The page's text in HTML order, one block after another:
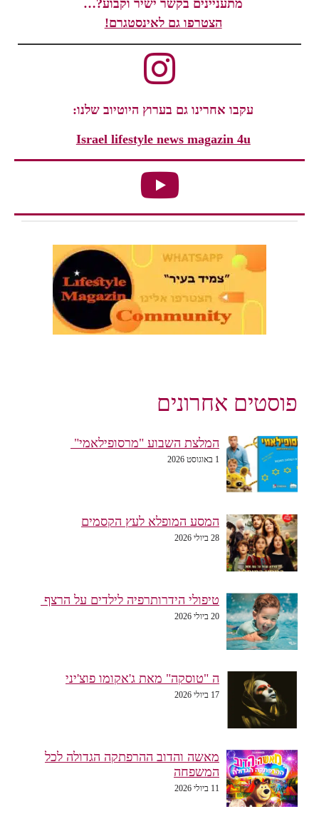
מתעניינים בקשר ישיר וקבוע?…
הצטרפו גם לאינסטגרם!
עקבו אחרינו גם בערוץ היוטיוב שלנו:
Israel lifestyle news magazin 4u
פוסטים אחרונים
המלצת השבוע "מרסופילאמי"
1 באוגוסט 2026
המסע המופלא לעץ הקסמים
28 ביולי 2026
טיפולי הידרותרפיה לילדים על הרצף
20 ביולי 2026
ה "טוסקה" מאת ג'אקומו פוצ'יני
17 ביולי 2026
מאשה והדוב ההרפתקה הגדולה לכל
המשפחה
11 ביולי 2026